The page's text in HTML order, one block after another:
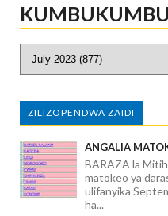
KUMBUKUMBU
ZILIZOPENDWA ZAIDI
ANGALIA
BARAZA la
matokeo ya
ulifanyika
ha...